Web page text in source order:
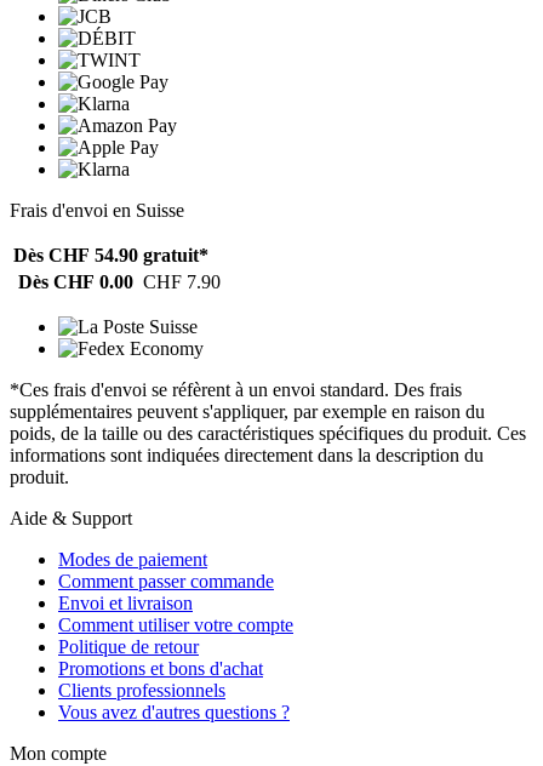
Frais d'envoi en Suisse
Dès CHF 54.90 gratuit*
Dès CHF 0.00 CHF 7.90
*Ces frais d'envoi se réfèrent à un envoi standard. Des frais
supplémentaires peuvent s'appliquer, par exemple en raison du
poids, de la taille ou des caractéristiques spécifiques du produit. Ces
informations sont indiquées directement dans la description du
produit.
Aide & Support
Modes de paiement
Comment passer commande
Envoi et livraison
Comment utiliser votre compte
Politique de retour
Promotions et bons d'achat
Clients professionnels
Vous avez d'autres questions ?
Mon compte